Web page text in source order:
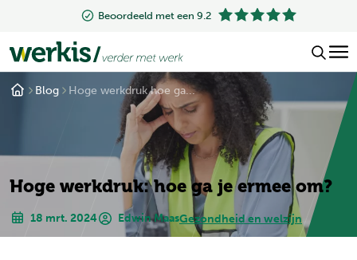
Beoordeeld met een 9.2
Blog Hoge werkdruk hoe ga...
Hoge werkdruk: hoe ga je ermee om?
18 mrt. 2024 Edwin MaasGezondheid en welzijn